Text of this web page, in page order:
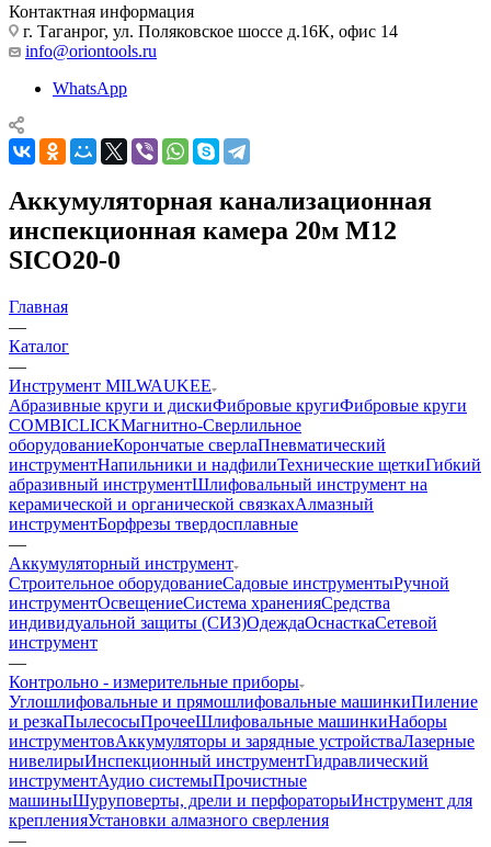
Контактная информация
г. Таганрог, ул. Поляковское шоссе д.16К, офис 14
info@oriontools.ru
WhatsApp
Аккумуляторная канализационная
инспекционная камера 20м M12
SICO20-0
Главная
—
Каталог
—
Инструмент MILWAUKEE
Абразивные круги и дискиФибровые кругиФибровые круги
COMBICLICKМагнитно-Сверлильное
оборудованиеКорончатые сверлаПневматический
инструментНапильники и надфилиТехнические щеткиГибкий
абразивный инструментШлифовальный инструмент на
керамической и органической связкахАлмазный
инструментБорфрезы твердосплавные
—
Аккумуляторный инструмент
Строительное оборудованиеСадовые инструментыРучной
инструментОсвещениеСистема храненияСредства
индивидуальной защиты (СИЗ)ОдеждаОснасткаСетевой
инструмент
—
Контрольно - измерительные приборы
Углошлифовальные и прямошлифовальные машинкиПиление
и резкаПылесосыПрочееШлифовальные машинкиНаборы
инструментовАккумуляторы и зарядные устройстваЛазерные
нивелирыИнспекционный инструментГидравлический
инструментАудио системыПрочистные
машиныШуруповерты, дрели и перфораторыИнструмент для
крепленияУстановки алмазного сверления
—